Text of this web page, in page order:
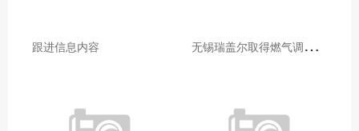
跟进信息内容 无
锡瑞盖尔取得燃气调压器故障监测装置专利便于拆卸压电式气体压力传感器进行检测维修